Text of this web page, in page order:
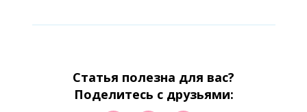
Статья полезна для вас?
Поделитесь с друзьями: